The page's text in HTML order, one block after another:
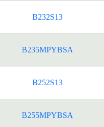
B232S13
B235MPYBSA
B252S13
B255MPYBSA